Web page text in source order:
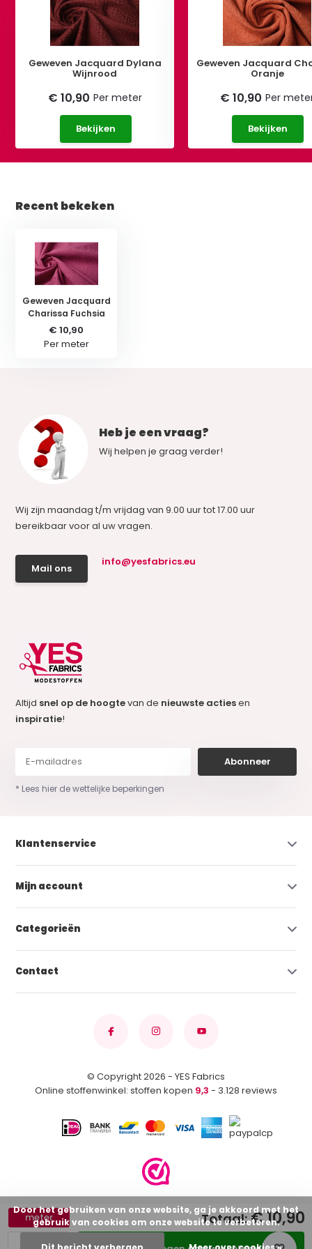
meter Totaal:€ 10,90
Geweven Jacquard Dylana
Wijnrood
€ 10,90 Per meter
Bekijken
Geweven Jacquard
Oranje
€ 10,90 Per
Bekijken
Recent bekeken
Geweven Jacquard
Charissa Fuchsia
€ 10,90
Per meter
Heb je een vraag?
Wij helpen je graag verder!
Wij zijn maandag t/m vrijdag van 9.00 uur tot 17.00 uur
bereikbaar voor al uw vragen.
Mail ons
info@yesfabrics.eu
Altijd snel op de hoogtevan de nieuwste actiesen
inspiratie!
Abonneer
* Lees hier de wettelijke beperkingen
Klantenservice
Mijn account
Categorieën
Contact
© Copyright 2026 - YES Fabrics
Online stoffenwinkel: stoffen kopen 9,3 - 3.128 reviews
Door het gebruiken van onze website, ga je akkoord met het
gebruik van cookies om onze website te verbeteren.